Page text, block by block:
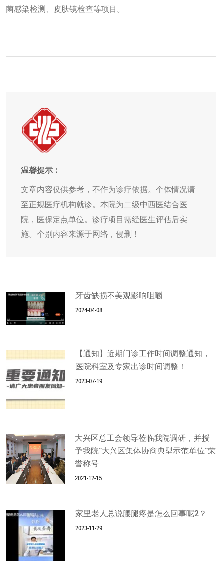
菌感染检测、皮肤镜检查等项目。
温馨提示：
文章内容仅供参考，不作为诊疗依据。个体情况请
至正规医疗机构就诊。本院为二级中西医结合医
院，医保定点单位。诊疗项目需经医生评估后实
施。个别内容来源于网络，侵删！
牙齿缺损不美观影响咀嚼
2024-04-08
【通知】近期门诊工作时间调整通知，
医院科室及专家出诊时间调整！
2023-07-19
大兴区总工会领导莅临我院调研，并授
予我院“大兴区集体协商典型示范单位”荣
誉称号
2021-12-15
家里老人总说腰腿疼是怎么回事呢2？
2023-11-29